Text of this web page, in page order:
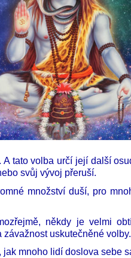
tato volba určí její další
svůj vývoj přeruší.
množství duší, pro
někdy je velmi
uskutečněné volby.
mnoho lidí doslova sebe